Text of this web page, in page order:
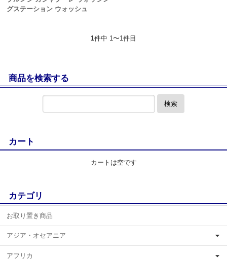
グステーション ウォッシュ
1件中 1〜1件目
商品を検索する
検索
カート
カートは空です
カテゴリ
お取り置き商品
アジア・オセアニア
アフリカ